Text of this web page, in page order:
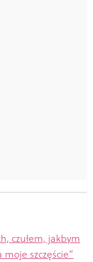
czułem, jakbym
moje szczęście”